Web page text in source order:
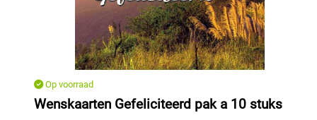
Op voorraad
Wenskaarten Gefeliciteerd pak a 10 stuks